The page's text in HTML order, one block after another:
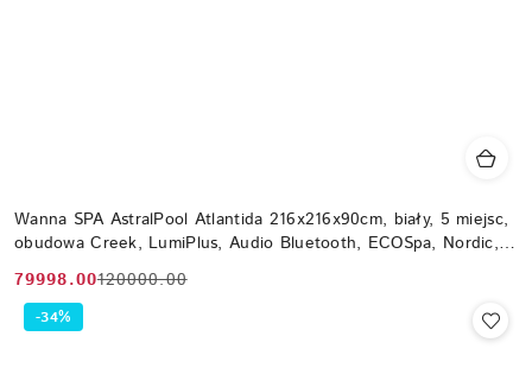
Wanna SPA AstralPool Atlantida 216x216x90cm, biały, 5 miejsc,
obudowa Creek, LumiPlus, Audio Bluetooth, ECOSpa, Nordic,
WiFi
Cena
promocyjna:
79998.00
Cena
przed
120000.00
-34%